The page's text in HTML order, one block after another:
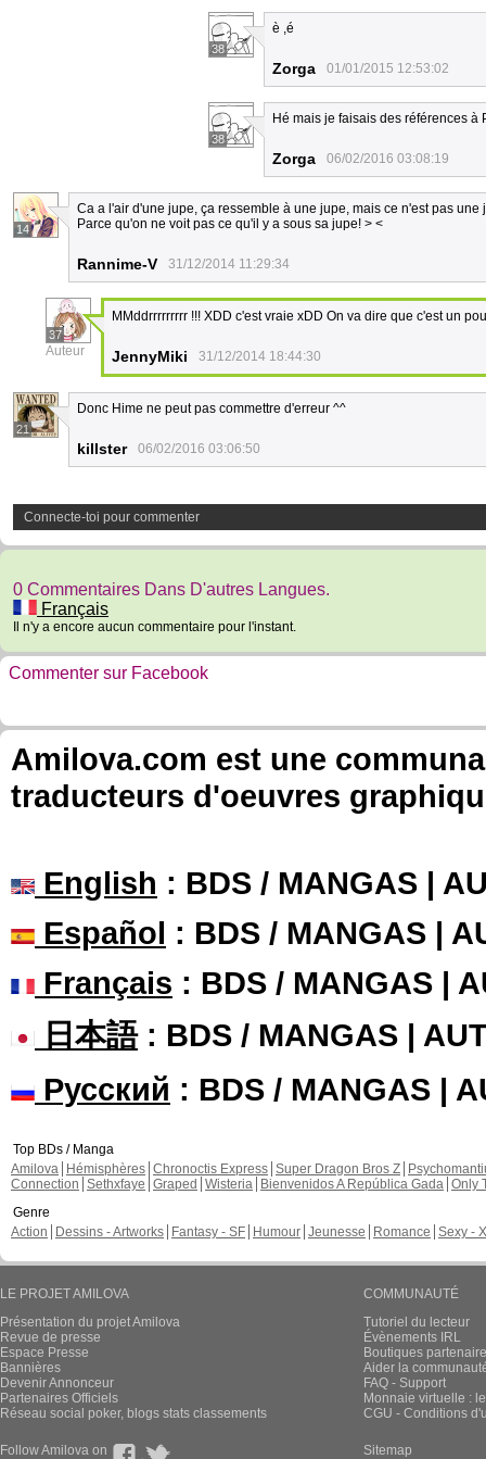
38
è ,é
Zorga 01/01/2015 12:53:02
38
Hé mais je faisais des références à
Zorga 06/02/2016 03:08:19
14
Ca a l'air d'une jupe, ça ressemble à une jupe, mais ce n'est pas une
Parce qu'on ne voit pas ce qu'il y a sous sa jupe! > <
Rannime-V 31/12/2014 11:29:34
37
Auteur
MMddrrrrrrrrr !!! XDD c'est vraie xDD On va dire que c'est un
JennyMiki 31/12/2014 18:44:30
21
Donc Hime ne peut pas commettre d'erreur ^^
killster 06/02/2016 03:06:50
Connecte-toi pour commenter
0 Commentaires Dans D'autres Langues.
Français
Il n'y a encore aucun commentaire pour l'instant.
Commenter sur Facebook
Amilova.com est une
traducteurs d'oeuvres
English : BDS / MANGAS |
Español : BDS / MANGAS |
Français : BDS / MANGAS |
日本語: BDS / MANGAS |
Русский : BDS / MANGAS |
Top BDs / Manga
Amilova
Hémisphères Chronoctis Express Super Dragon Bros Z
Connection Sethxfaye Graped Wisteria Bienvenidos A República Gada Only
Genre
Action
Dessins - Artworks Fantasy - SF Humour Jeunesse Romance Sexy -
LE PROJET AMILOVA
Présentation du projet Amilova
Revue de presse
Espace Presse
Bannières
Devenir Annonceur
Partenaires Officiels
Réseau social poker, blogs stats classements
COMMUNAUTÉ
Tutoriel du lecteur
Évènements IRL
Boutiques
Aider la
FAQ - Support
Monnaie virtuelle :
CGU - Conditions
Follow Amilova on Sitemap